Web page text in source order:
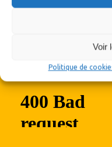
Voir
Politique de